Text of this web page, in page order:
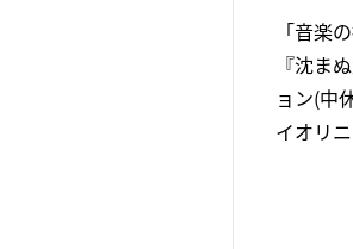
「音楽
『沈ま
ョン(中
イオリ